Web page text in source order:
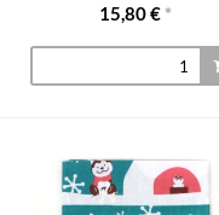
15,80 € *